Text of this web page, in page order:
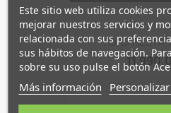
FORD FIESTA
Este sitio web utiliza cookies
mejorar nuestros servicios y
relacionada con sus
sus hábitos de navegación.
sobre su uso pulse el botón
Más información